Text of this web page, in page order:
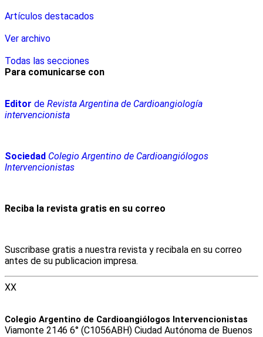
Artículos destacados
Ver archivo
Todas las secciones
Para comunicarse con
Editor de Revista Argentina de Cardioangiología
intervencionista
Sociedad Colegio Argentino de Cardioangiólogos
Intervencionistas
Reciba la revista gratis en su correo
Suscribase gratis a nuestra revista y recibala en su correo
antes de su publicacion impresa.
XX
Colegio Argentino de Cardioangiólogos Intervencionistas
Viamonte 2146 6° (C1056ABH) Ciudad Autónoma de Buenos